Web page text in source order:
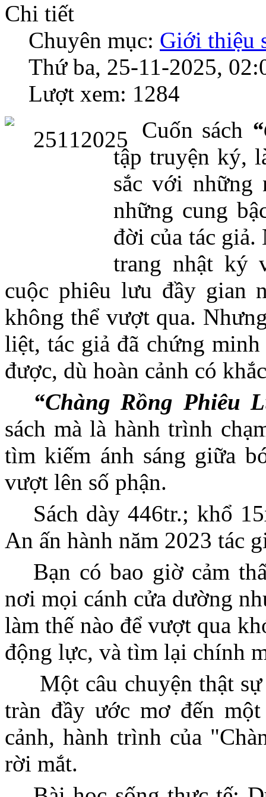
Chi tiết
Chuyên mục: Giới thiệu
Thứ ba, 25-11-2025,
Lượt xem: 1284
Cuốn sách
tập truyện ký,
sắc với những
những cung
đời của tác giả.
trang nhật ký
cuộc phiêu lưu đầy gian
không thể vượt qua.
liệt, tác giả đã chứng
được, dù hoàn cảnh có
“Chàng Rồng Phiêu
sách mà là hành trình
tìm kiếm ánh sáng giữa
vượt lên số phận.
Sách dày 446tr.; khổ
An ấn hành năm 2023 tác
Bạn có bao giờ cảm
nơi mọi cánh cửa dường
làm thế nào để vượt qua
động lực, và tìm lại chính
Một câu chuyện thật
tràn đầy ước mơ đến
cảnh, hành trình của
rời mắt.